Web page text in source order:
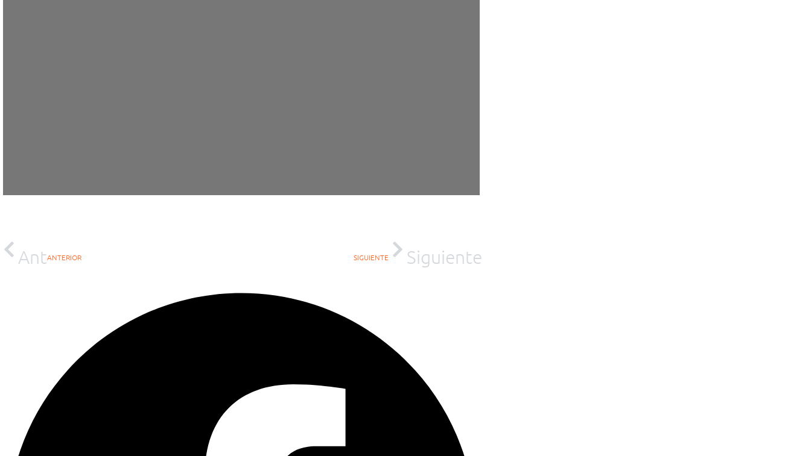
AntANTERIOR SIGUIENTE Siguiente